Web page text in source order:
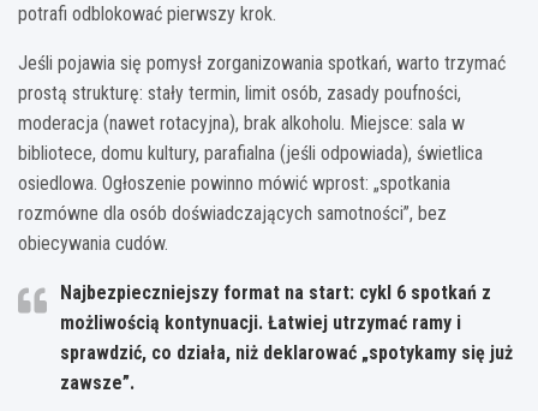
potrafi odblokować pierwszy krok.
Jeśli pojawia się pomysł zorganizowania spotkań, warto trzymać
prostą strukturę: stały termin, limit osób, zasady poufności,
moderacja (nawet rotacyjna), brak alkoholu. Miejsce: sala w
bibliotece, domu kultury, parafialna (jeśli odpowiada), świetlica
osiedlowa. Ogłoszenie powinno mówić wprost: „spotkania
rozmówne dla osób doświadczających samotności”, bez
obiecywania cudów.
Najbezpieczniejszy format na start: cykl 6 spotkań z
możliwością kontynuacji. Łatwiej utrzymać ramy i
sprawdzić, co działa, niż deklarować „spotykamy się już
zawsze”.